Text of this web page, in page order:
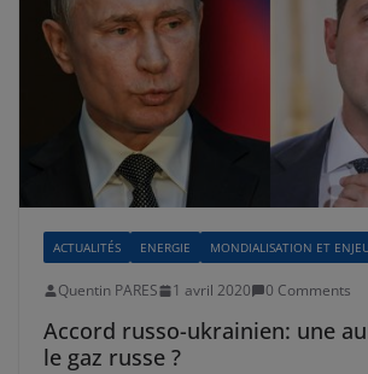
ACTUALITÉS ENERGIE MONDIALISATION ET
Quentin PARES 1 avril 2020 0 Comments
Accord russo-ukrainien: une
le gaz russe ?